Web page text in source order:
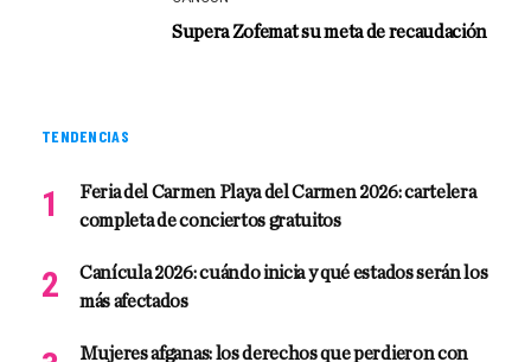
Supera Zofemat su meta de recaudación
TENDENCIAS
Feria del Carmen Playa del Carmen 2026: cartelera
completa de conciertos gratuitos
Canícula 2026: cuándo inicia y qué estados serán los
más afectados
Mujeres afganas: los derechos que perdieron con